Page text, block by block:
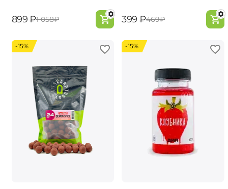
‍899‍ ₽‍1 058‍₽ ‍399‍ ₽‍469‍₽
-15% -15%